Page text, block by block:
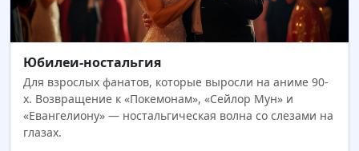
Юбилеи-ностальгия
Для взрослых фанатов, которые выросли на аниме 90-
х. Возвращение к «Покемонам», «Сейлор Мун» и
«Евангелиону» — ностальгическая волна со слезами на
глазах.